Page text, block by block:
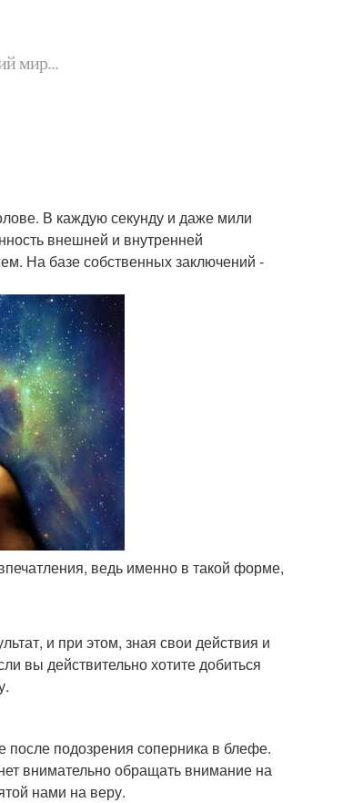
мир...
В каждую секунду и даже мили
внешней и внутренней
На базе собственных заключений -
ведь именно в такой форме,
и при этом, зная свои действия и
вы действительно хотите добиться
после подозрения соперника в блефе.
внимательно обращать внимание на
нами на веру.